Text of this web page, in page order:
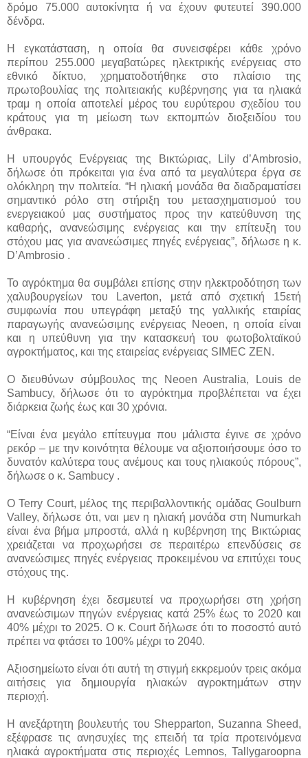
δρόμο 75.000 αυτοκίνητα ή να έχουν φυτευτεί 390.000
δένδρα.
Η εγκατάσταση, η οποία θα συνεισφέρει κάθε χρόνο
περίπου 255.000 μεγαβατώρες ηλεκτρικής ενέργειας στο
εθνικό δίκτυο, χρηματοδοτήθηκε στο πλαίσιο της
πρωτοβουλίας της πολιτειακής κυβέρνησης για τα ηλιακά
τραμ η οποία αποτελεί μέρος του ευρύτερου σχεδίου του
κράτους για τη μείωση των εκπομπών διοξειδίου του
άνθρακα.
Η υπουργός Ενέργειας της Βικτώριας, Lily d’Ambrosio,
δήλωσε ότι πρόκειται για ένα από τα μεγαλύτερα έργα σε
ολόκληρη την πολιτεία. “Η ηλιακή μονάδα θα διαδραματίσει
σημαντικό ρόλο στη στήριξη του μετασχηματισμού του
ενεργειακού μας συστήματος προς την κατεύθυνση της
καθαρής, ανανεώσιμης ενέργειας και την επίτευξη του
στόχου μας για ανανεώσιμες πηγές ενέργειας”, δήλωσε η κ.
D’Ambrosio .
Το αγρόκτημα θα συμβάλει επίσης στην ηλεκτροδότηση των
χαλυβουργείων του Laverton, μετά από σχετική 15ετή
συμφωνία που υπεγράφη μεταξύ της γαλλικής εταιρίας
παραγωγής ανανεώσιμης ενέργειας Neoen, η οποία είναι
και η υπεύθυνη για την κατασκευή του φωτοβολταϊκού
αγροκτήματος, και της εταιρείας ενέργειας SIMEC ZEN.
Ο διευθύνων σύμβουλος της Neoen Australia, Louis de
Sambucy, δήλωσε ότι το αγρόκτημα προβλέπεται να έχει
διάρκεια ζωής έως και 30 χρόνια.
“Είναι ένα μεγάλο επίτευγμα που μάλιστα έγινε σε χρόνο
ρεκόρ – με την κοινότητα θέλουμε να αξιοποιήσουμε όσο το
δυνατόν καλύτερα τους ανέμους και τους ηλιακούς πόρους”,
δήλωσε ο κ. Sambucy .
Ο Terry Court, μέλος της περιβαλλοντικής ομάδας Goulburn
Valley, δήλωσε ότι, ναι μεν η ηλιακή μονάδα στη Numurkah
είναι ένα βήμα μπροστά, αλλά η κυβέρνηση της Βικτώριας
χρειάζεται να προχωρήσει σε περαιτέρω επενδύσεις σε
ανανεώσιμες πηγές ενέργειας προκειμένου να επιτύχει τους
στόχους της.
Η κυβέρνηση έχει δεσμευτεί να προχωρήσει στη χρήση
ανανεώσιμων πηγών ενέργειας κατά 25% έως το 2020 και
40% μέχρι το 2025. Ο κ. Court δήλωσε ότι το ποσοστό αυτό
πρέπει να φτάσει το 100% μέχρι το 2040.
Αξιοσημείωτο είναι ότι αυτή τη στιγμή εκκρεμούν τρεις ακόμα
αιτήσεις για δημιουργία ηλιακών αγροκτημάτων στην
περιοχή.
Η ανεξάρτητη βουλευτής του Shepparton, Suzanna Sheed,
εξέφρασε τις ανησυχίες της επειδή τα τρία προτεινόμενα
ηλιακά αγροκτήματα στις περιοχές Lemnos, Tallygaroopna